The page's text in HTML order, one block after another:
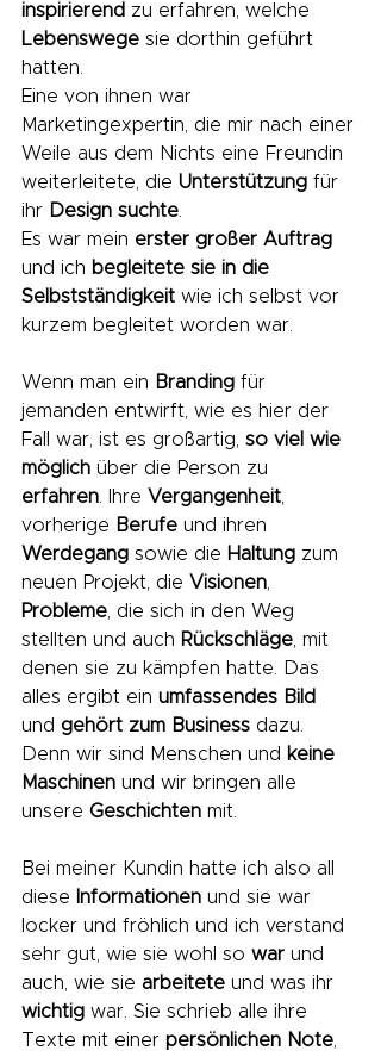
inspirierend zu erfahren, welche
Lebenswege sie dorthin geführt
hatten.
Eine von ihnen war
Marketingexpertin, die mir nach einer
Weile aus dem Nichts eine Freundin
weiterleitete, die Unterstützung für
ihr Design suchte
Es war mein erster großer Auftrag
und ich begleitete sie in die
Selbstständigkeit wie ich selbst vor
kurzem begleitet worden war.
Wenn man ein Branding für
jemanden entwirft, wie es hier der
Fall war, ist es großartig, so viel wie
möglich über die Person zu
erfahren . Ihre Vergangenheit
vorherige Berufe und ihren
Werdegang sowie die Haltung zum
neuen Projekt, die Visionen
Probleme , die sich in den Weg
stellten und auch Rückschläge , mit
denen sie zu kämpfen hatte. Das
alles ergibt ein umfassendes Bild
und gehört zum Business dazu.
Denn wir sind Menschen und keine
Maschinen und wir bringen alle
unsere Geschichten mit.
Bei meiner Kundin hatte ich also all
diese Informationen und sie war
locker und fröhlich und ich verstand
sehr gut, wie sie wohl so war und
auch, wie sie arbeitete und was ihr
wichtig war. Sie schrieb alle ihre
Texte mit einer persönlichen Note